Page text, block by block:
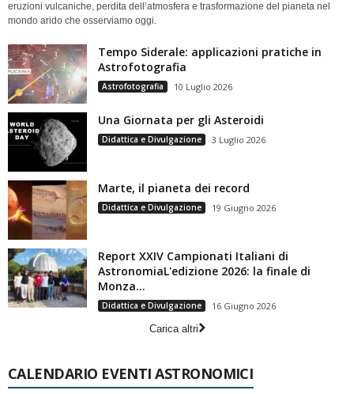
eruzioni vulcaniche, perdita dell’atmosfera e trasformazione del pianeta nel
mondo arido che osserviamo oggi.
Tempo Siderale: applicazioni pratiche in
Astrofotografia
Astrofotografia 10 Luglio 2026
Una Giornata per gli Asteroidi
Didattica e Divulgazione 3 Luglio 2026
Marte, il pianeta dei record
Didattica e Divulgazione 19 Giugno 2026
Report XXIV Campionati Italiani di
AstronomiaL'edizione 2026: la finale di
Monza...
Didattica e Divulgazione
16 Giugno 2026
Carica altri
CALENDARIO EVENTI ASTRONOMICI